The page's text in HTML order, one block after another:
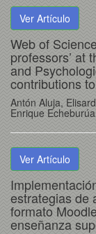
Ver Artículo
Web of
professors’ at
and
contributions
Antón Aluja,
Enrique
Ver Artículo
estrategias de
formato
enseñanza